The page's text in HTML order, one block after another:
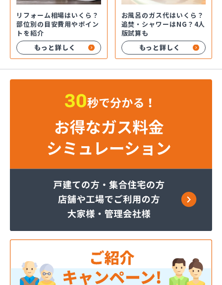
リフォーム相場はいくら？
部位別の目安費用やポイン
トを紹介
もっと詳しく
お風呂のガス代はいくら？
追焚・シャワーはNG？4人
版試算も
もっと詳しく